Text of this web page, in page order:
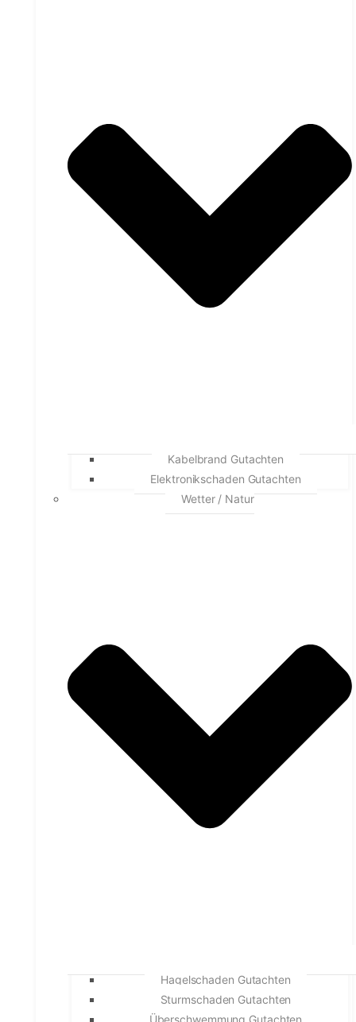
Kabelbrand Gutachten
Elektronikschaden Gutachten
Wetter / Natur
Hagelschaden Gutachten
Sturmschaden Gutachten
Überschwemmung Gutachten